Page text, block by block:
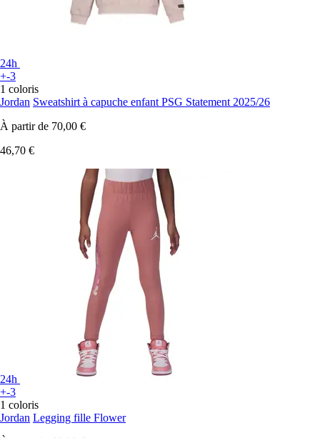
24h
+-3
1 coloris
Jordan Sweatshirt à capuche enfant PSG Statement 2025/26
À partir de 70,00 €
46,70 €
24h
+-3
1 coloris
Jordan Legging fille Flower